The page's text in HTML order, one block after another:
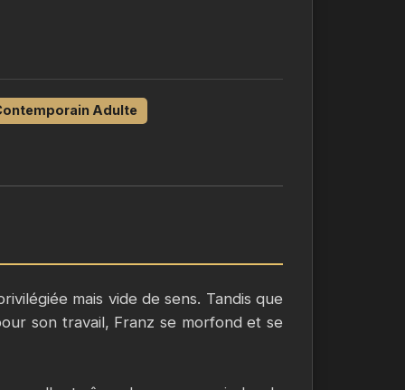
Adulte
mais vide de sens. Tandis que
son travail, Franz se morfond et se